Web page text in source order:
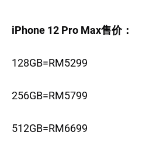
iPhone 12 Pro Max售价：
128GB=RM5299
256GB=RM5799
512GB=RM6699